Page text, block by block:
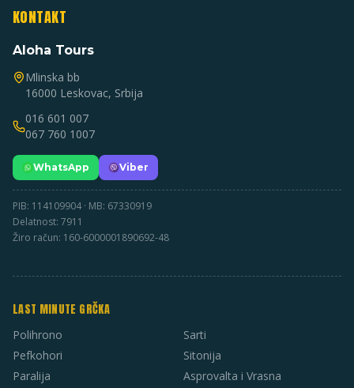
KONTAKT
Aloha Tours
Mlinska bb
16000 Leskovac, Srbija
016 601 007
067 760 1007
WhatsApp Viber
PIB: 114109904 · MB: 67330919
Delatnost: 7911
Žiro račun: 160-6000001890692-48
LAST MINUTE GRČKA
Polihrono
Pefkohori
Paralija
Sarti
Sitonija
Asprovalta i Vrasna